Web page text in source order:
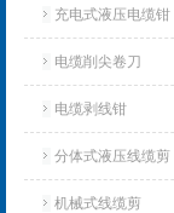
充电式液压电缆钳
电缆削尖卷刀
电缆剥线钳
分体式液压线缆剪
机械式线缆剪